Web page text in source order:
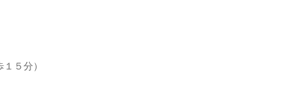
５分）